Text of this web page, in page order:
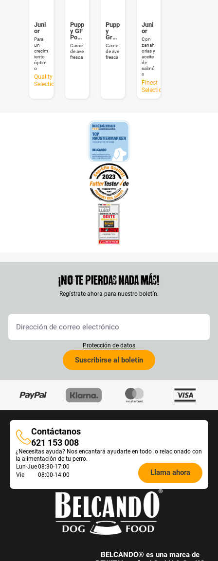
Juni
or
Para
un
crecim
iento
óptim
o
Quality
Selection
Pupp
y GF
Poult
ry
Carne
de ave
fresca
Pupp
y
Grav
y
Carne
de ave
fresca
Juni
or
Con
zanah
orias y
aceite
de
salmó
n
Finest
Selection
¡No te pierdas nada más!
Regístrate ahora para nuestro boletín.
Protección de datos
Suscribirse al boletín
Contáctanos
Contáctanos
621 153 008
¿Necesitas ayuda? Nos encantará ayudarte en todo lo relacionado con
la alimentación de tu perro.
Öffnungszeiten
Lun-Jue08:30-17:00
Vie
08:00-14:00 Llama ahora
BELCANDO® es una marca de